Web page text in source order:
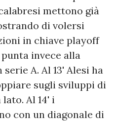
mettono già
di volersi
in chiave playoff
invece alla
A. Al 13' Alesi ha
sugli sviluppi di
Al 14' i
con un diagonale di